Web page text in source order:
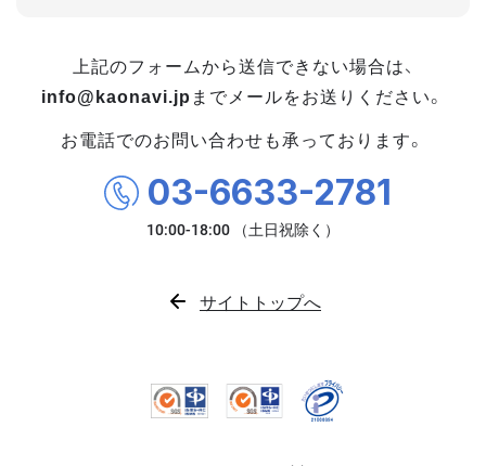
上記のフォームから送信できない場合は、
info@kaonavi.jp までメールをお送りください。
お電話でのお問い合わせも承っております。
03-6633-2781
サイトトップへ